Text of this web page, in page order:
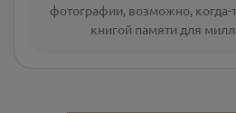
фотографии, возможно, когда-
книгой памяти для